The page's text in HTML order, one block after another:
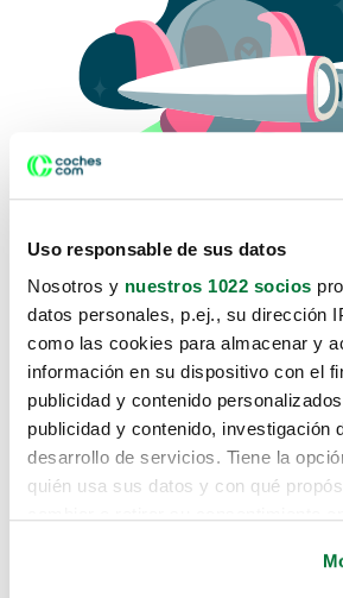
Uso responsable de sus datos
Nosotros y nuestros 1022 socios
datos personales, p.ej., su dirección
como las cookies para almacenar y
información en su dispositivo con el
publicidad y contenido
publicidad y contenido, investigación
desarrollo de servicios. Tiene la
quién usa sus datos y con qué
Lo sentimos, no
te hemos traido
Pero puedes encontrar el coche
buscando en alguno de estos